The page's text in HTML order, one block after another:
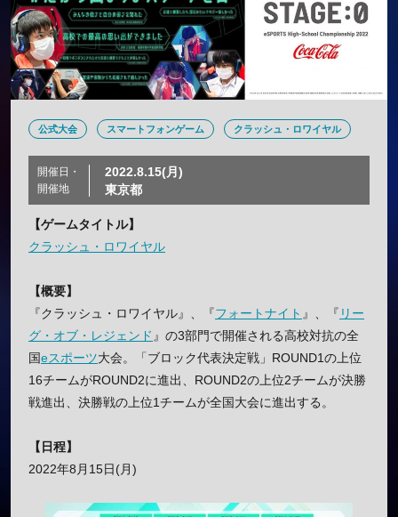
公式大会 スマートフォンゲーム クラッシュ・ロワイヤル
開催日・
開催地
2022.8.15(月)
東京都
【ゲームタイトル】
クラッシュ・ロワイヤル
【概要】
『クラッシュ・ロワイヤル』、『フォートナイト 』、『 リー
グ・オブ・レジェンド 』の3部門で開催される高校対抗の全
国eスポーツ大会。「ブロック代表決定戦」ROUND1の上位
16チームがROUND2に進出、ROUND2の上位2チームが決勝
戦進出、決勝戦の上位1チームが全国大会に進出する。
【日程】
2022年8月15日(月)